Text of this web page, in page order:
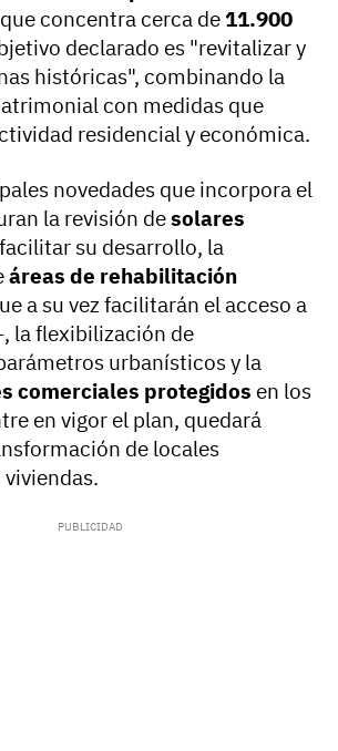
concentra cerca de 11.900
declarado es "revitalizar y
históricas", combinando la
con medidas que
residencial y económica.
novedades que incorpora el
la revisión desolares
su desarrollo, la
áreas de rehabilitación
a su vez facilitarán el acceso a
la flexibilización de
urbanísticos y la
comerciales protegidos en los
en vigor el plan, quedará
de locales